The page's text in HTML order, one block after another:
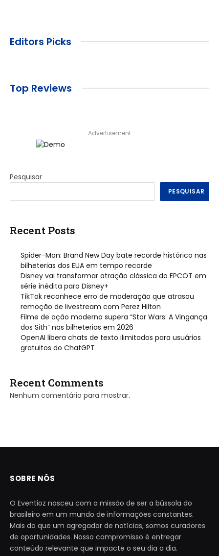
Editors Picks
Top Reviews
Advertisement
Pesquisar
PESQUISAR
Recent Posts
Spider-Man: Brand New Day bate recorde histórico nas
bilheterias dos EUA em tempo recorde
Disney vai transformar atração clássica do EPCOT em
série inédita para Disney+
TikTok reconhece erro de moderação que atrasou
remoção de livestream com Perez Hilton
Filme de ação moderno supera “Star Wars: A Vingança
dos Sith” nas bilheterias em 2026
OpenAI libera chats de texto ilimitados para usuários
gratuitos do ChatGPT
Recent Comments
Nenhum comentário para mostrar.
SOBRE NÓS
O Eventioz nasceu com a missão de ser a bússola do
brasileiro em um mundo de informações constantes.
Mais do que um agregador de notícias, somos curadores
de oportunidades. Nosso compromisso é entregar
conteúdo relevante que impacte o seu dia a dia.